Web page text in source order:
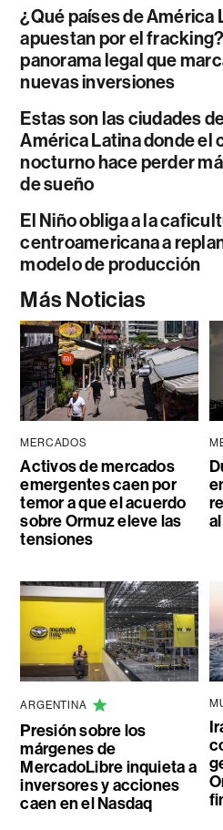
¿Qué países de América
apuestan por el
panorama legal que
nuevas inversiones
Estas son las ciudades
América Latina donde el
nocturno hace perder
de sueño
El Niño obliga a la
centroamericana a
modelo de producción
Más Noticias
MERCADOS
Activos de mercados
emergentes caen por
temor a que el acuerdo
sobre Ormuz eleve las
tensiones
ARGENTINA
Presión sobre los
márgenes de
MercadoLibre inquieta a
inversores y acciones
caen en el Nasdaq